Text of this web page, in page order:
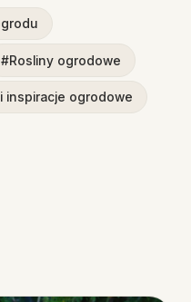
#Rosliny ogrodowe
inspiracje ogrodowe